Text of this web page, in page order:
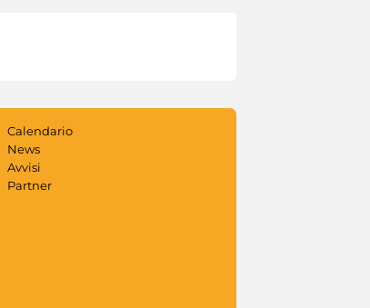
Calendario
News
Avvisi
Partner